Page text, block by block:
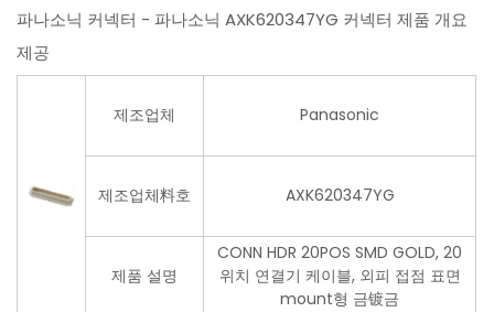
파나소닉 커넥터 - 파나소닉 AXK620347YG 커넥터 제품 개요
제공
제조업체 Panasonic
제조업체料호 AXK620347YG
제품 설명
CONN HDR 20POS SMD GOLD, 20
위치 연결기 케이블, 외피 접점 표면
mount형 금镀금